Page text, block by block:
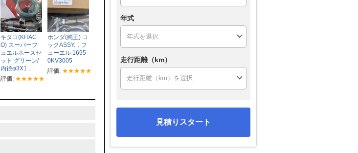
キタコ(KITAC
O) スーパーフ
ュエルホースセ
ット グリーン/
内径φ3X1 ...
評価: ★★★★★
ホンダ(純正) コ
ックASSY.，フ
ューエル 1695
0KV3005
評価: ★★★★★
年式
走行距離（km）
見積りスタート